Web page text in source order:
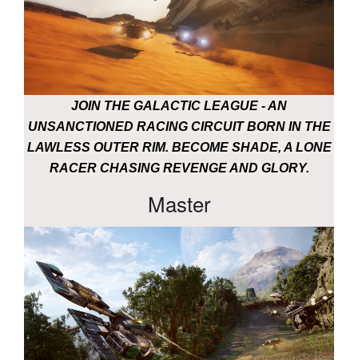
JOIN THE GALACTIC LEAGUE - AN
UNSANCTIONED RACING CIRCUIT BORN IN THE
LAWLESS OUTER RIM. BECOME SHADE, A LONE
RACER CHASING REVENGE AND GLORY.
Master